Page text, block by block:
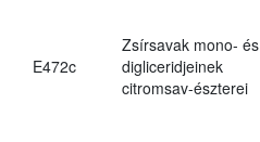
E472c
Zsírsavak mono- és
digliceridjeinek
citromsav-észterei